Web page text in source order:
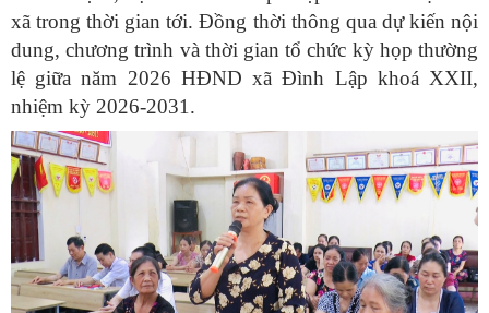
xã trong thời gian tới. Đồng thời thông qua dự kiến nội
dung, chương trình và thời gian tổ chức kỳ họp thường
lệ giữa năm 2026 HĐND xã Đình Lập khoá XXII,
nhiệm kỳ 2026-2031.